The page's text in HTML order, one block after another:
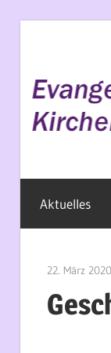
springen
Wendland
Aktuelles
22. März 2020